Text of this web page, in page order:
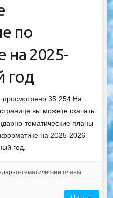
по
на 2025-
год
просмотрено 35 254 На
вы можете скачать
тематические планы
на 2025-2026
год.
тематические планы